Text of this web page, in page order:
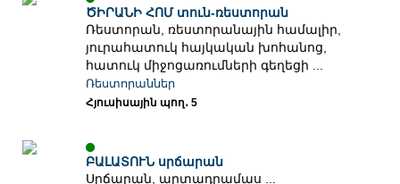
ԾԻՐԱՆԻ ՀՈՄ տուն-ռեստորան
Ռեստորան, ռեստորանային համալիր,
յուրահատուկ հայկական խոհանոց,
հատուկ միջոցառումների գեղեցի ...
Ռեստորաններ
Հյուսիսային պող․ 5
ԲԱԼԱՏՈՒՆ սրճարան
Սրճարան, արտադրամաս ...